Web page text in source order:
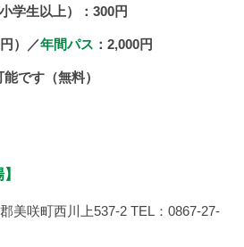
学生以上）：300円
）／年間パス ：2,000円
です（無料）
美咲町西川上537-2 TEL：0867-27-